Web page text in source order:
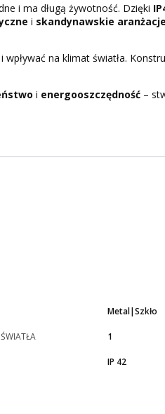
i ma długą żywotność. Dzięki
i skandynawskie aranżacje
na klimat światła.
i energooszczędność–
Metal|Szkło
1
IP 42